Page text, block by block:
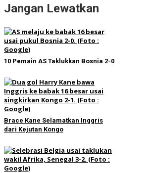
Jangan Lewatkan
10 Pemain AS Taklukkan Bosnia 2-0
Brace Kane Selamatkan Inggris
dari Kejutan Kongo